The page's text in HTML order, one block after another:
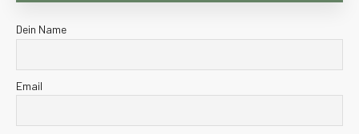
Dein Name
Email